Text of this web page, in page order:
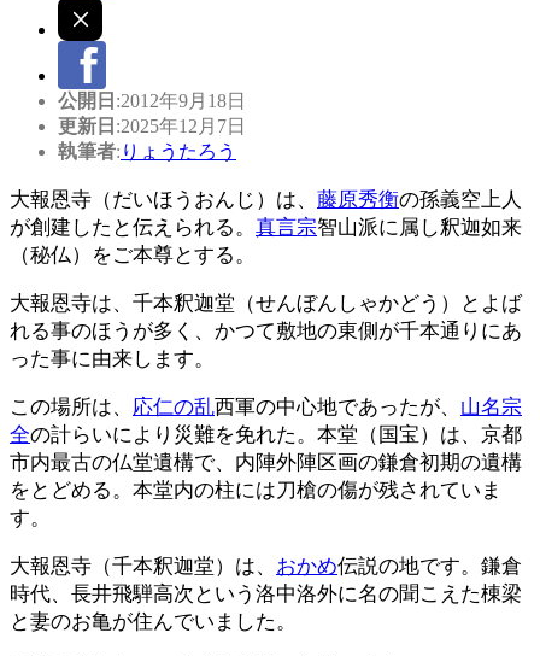
公開日 :2012年9月18日
更新日 :2025年12月7日
執筆者: りょうたろう
大報恩寺（だいほうおんじ）は、 藤原秀衡の孫義空上人
が創建したと伝えられる。 真言宗智山派に属し釈迦如来
（秘仏）をご本尊とする。
大報恩寺は、千本釈迦堂（せんぼんしゃかどう）とよば
れる事のほうが多く、かつて敷地の東側が千本通りにあ
った事に由来します。
この場所は、 応仁の乱西軍の中心地であったが、 山名宗
全の計らいにより災難を免れた。本堂（国宝）は、京都
市内最古の仏堂遺構で、内陣外陣区画の鎌倉初期の遺構
をとどめる。本堂内の柱には刀槍の傷が残されていま
す。
大報恩寺（千本釈迦堂）は、 おかめ伝説の地です。鎌倉
時代、長井飛騨高次という洛中洛外に名の聞こえた棟梁
と妻のお亀が住んでいました。